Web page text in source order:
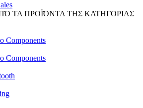
ΤΑ ΠΡΟΪΌΝΤΑ ΤΗΣ ΚΑΤΗΓΟΡΙΑΣ
Components
Components